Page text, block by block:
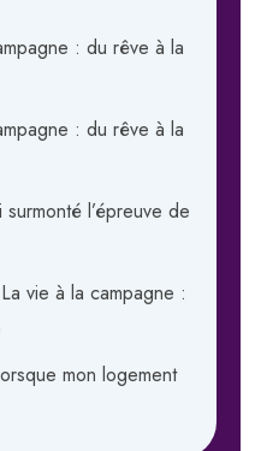
: du rêve à la
: du rêve à la
surmonté l’épreuve de
La vie à la campagne :
mon logement